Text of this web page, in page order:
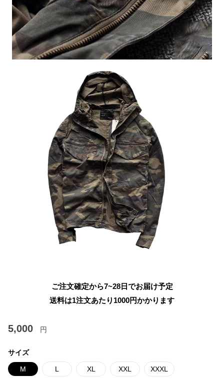
ご注文確定から7~28日でお届け予定
送料は1注文あたり 1000円かかります
5,000 円
サイズ
M L XL XXL XXXL